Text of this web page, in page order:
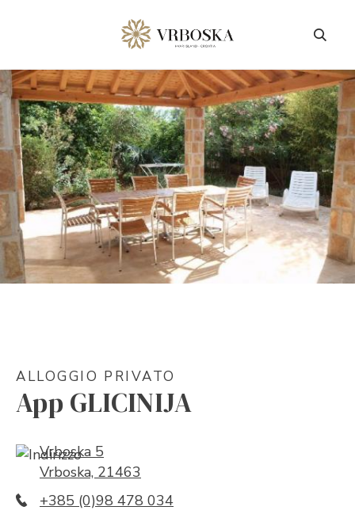
ALLOGGIO PRIVATO
App GLICINIJA
Vrboska 5
Vrboska, 21463
+385 (0)98 478 034